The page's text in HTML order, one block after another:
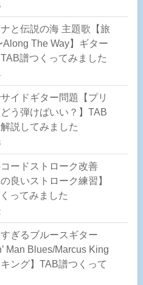
と伝説の海 主題歌【旅
Along The Way】ギター
譜つくってみました
イドギター問題【プリ
う弾けばいい？】TAB
説してみました
ードストローク改善
の良いストローク練習】
ってみました
ぎるブルースギター
Man Blues/Marcus King
ング】TAB譜つくって